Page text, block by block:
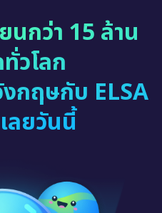
กว่า 15 ล้าน
วโลก
กฤษกับ ELSA
ลยวันนี้